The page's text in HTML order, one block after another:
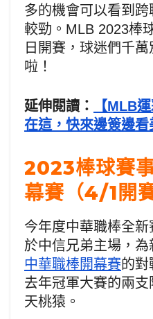
多的機會可以看到
較勁。MLB 2023棒
日開賽，球迷們千
啦！
延伸閱讀：
【MLB
在這，快來邊簽邊看
2023棒球賽
幕賽（4/1開賽
今年度中華職棒全新
於中信兄弟主場，
中華職棒開幕賽的對
去年冠軍大賽的兩
天桃猿。